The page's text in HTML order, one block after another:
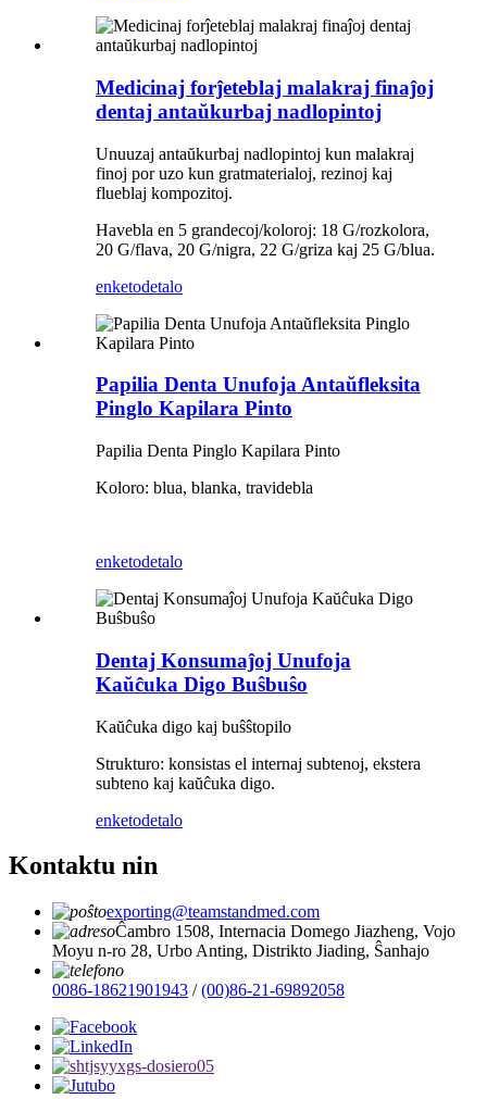
Medicinaj forĵeteblaj malakraj finaĵoj
dentaj antaŭkurbaj nadlopintoj
Unuuzaj antaŭkurbaj nadlopintoj kun malakraj
finoj por uzo kun gratmaterialoj, rezinoj kaj
flueblaj kompozitoj.
Havebla en 5 grandecoj/koloroj: 18 G/rozkolora,
20 G/flava, 20 G/nigra, 22 G/griza kaj 25 G/blua.
enketodetalo
Papilia Denta Unufoja Antaŭfleksita
Pinglo Kapilara Pinto
Papilia Denta Pinglo Kapilara Pinto
Koloro: blua, blanka, travidebla
enketodetalo
Dentaj Konsumaĵoj Unufoja
Kaŭĉuka Digo Buŝbuŝo
Kaŭĉuka digo kaj buŝŝtopilo
Strukturo: konsistas el internaj subtenoj, ekstera
subteno kaj kaŭĉuka digo.
enketodetalo
Kontaktu nin
exporting@teamstandmed.com
Ĉambro 1508, Internacia Domego Jiazheng, Vojo
Moyu n-ro 28, Urbo Anting, Distrikto Jiading, Ŝanhajo
0086-18621901943 /(00)86-21-69892058